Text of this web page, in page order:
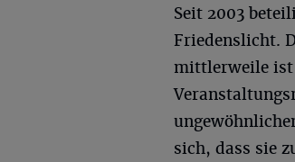
Seit 2003
Friedenslicht.
mittlerweile ist
sich, dass sie